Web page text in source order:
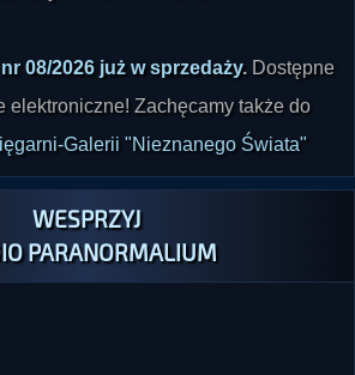
08/2026 już w sprzedaży. Dostępne
elektroniczne! Zachęcamy także do
Galerii "Nieznanego Świata"
WESPRZYJ
PARANORMALIUM